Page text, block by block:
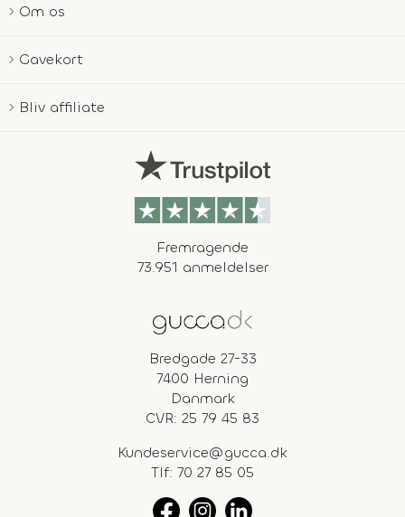
Om os
Gavekort
Bliv affiliate
Fremragende
73.951 anmeldelser
Bredgade 27-33
7400 Herning
Danmark
CVR: 25 79 45 83
Kundeservice@gucca.dk
Tlf: 70 27 85 05